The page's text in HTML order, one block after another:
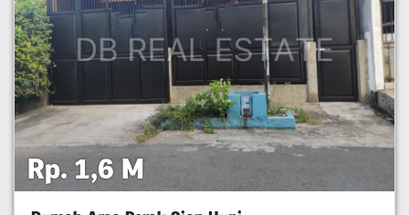
Rp. 1,6 M